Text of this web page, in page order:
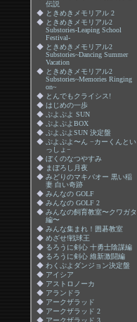
伝説
◆ ときめきメモリアル 2
◆ ときめきメモリアル2
Substories-Leaping School
Festival-
◆ ときめきメモリアル2
Substories~Dancing Summer
Vacation
◆ ときめきメモリアル2
Substories~Memories Ringing
on~
◆ とんでもクライシス!
◆ はじめの一歩
◆
ぷよぷよ SUN
◆
ぷよぷよBOX
◆
ぷよぷよSUN 決定盤
◆
ぷよぷよ〜ん −カーくんとい
っしょ−
◆ ぼくのなつやすみ
◆ まぼろし月夜
◆ みどりのマキバオー 黒い稲
妻 白い奇跡
◆ みんなの GOLF
◆ みんなの GOLF 2
◆ みんなの飼育教室〜クワガタ
編〜
◆ みんな集まれ！囲碁教室
◆ めざせ!戦球王
◆ るろうに剣心 十勇士陰謀編
◆ るろうに剣心 維新激闘編
◆ わくぷよダンジョン決定盤
◆ アイシア
◆ アストロノーカ
◆ アランドラ
◆ アークザラッド
◆ アークザラッド 2
◆ アークザラッド 3